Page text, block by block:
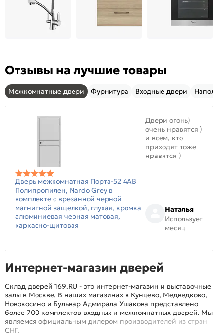
Отзывы на лучшие товары
Межкомнатные двери Фурнитура Входные двери
Дверь межкомнатная Порта-52 4AB
Полипропилен, Nardo Grey в
комплекте с врезанной черной
магнитной защелкой, глухая, кромка
алюминиевая черная матовая,
каркасно-щитовая
Двери огонь)
очень нравятся )
и всем, кто
приходят тоже
нравятся )
Наталья
Использует
месяц
Интернет-магазин дверей
Склад дверей 169.RU - это интернет-магазин и выставочные
залы в Москве. В наших магазинах в Кунцево, Медведково,
Новокосино и Бульвар Адмирала Ушакова представлено
более 700 комплектов входных и межкомнатных дверей. Мы
являемся официальным дилером производителей из стран
СНГ.